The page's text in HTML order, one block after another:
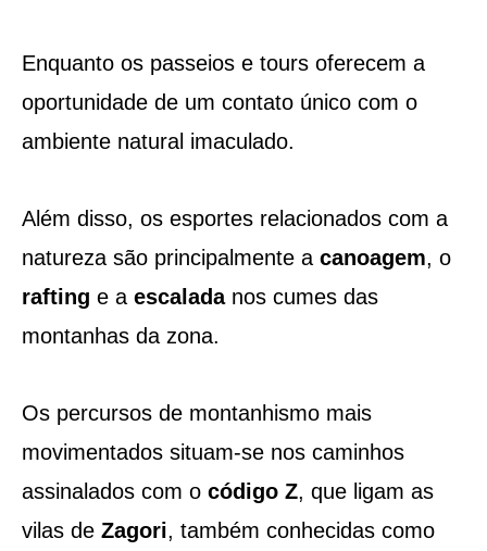
Enquanto os passeios e tours oferecem a
oportunidade de um contato único com o
ambiente natural imaculado.
Além disso, os esportes relacionados com a
natureza são principalmente a canoagem, o
rafting e a escaladanos cumes das
montanhas da zona.
Os percursos de montanhismo mais
movimentados situam-se nos caminhos
assinalados com o código Z, que ligam as
vilas de Zagori, também conhecidas como